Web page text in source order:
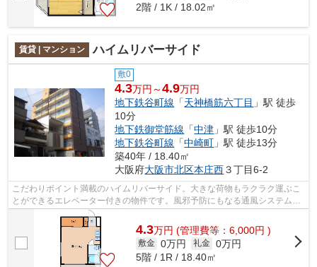
2階 / 1K / 18.02㎡
賃貸 | マンション ハイムリバーサイド
敷0
4.3万円～4.9万円
地下鉄谷町線 「天神橋筋六丁目 」駅 徒歩
10分
地下鉄御堂筋線 「中津 」駅 徒歩10分
地下鉄谷町線 「中崎町 」駅 徒歩13分
築40年 / 18.40㎡
大阪府大阪市北区本庄西３丁目6-2
こだわりポイント満載のハイムリバーサイド。大きな荷物もラクラク運ぶこ
とができるエレベーター付きの物件です。風邪予防にもなる通風システムが
整った換気がしやすいシンプルなマン...
4.3万円 (管理費等：6,000円 )
敷金 0万円 礼金 0万円
5階 / 1R / 18.40㎡